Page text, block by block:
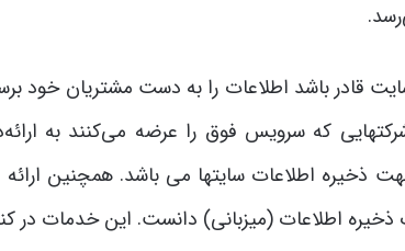
قادر باشد اطلاعات را به دست مشتریان خود
که سرویس فوق را عرضه­ می‌­کنند به
اطلاعات (میزبانی) دانست. این خدمات در